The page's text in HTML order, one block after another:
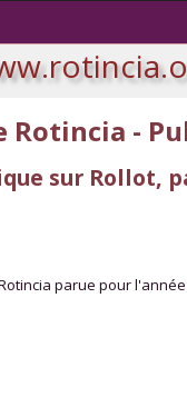
Rotincia -
sur Rollot,
parue pour l'année